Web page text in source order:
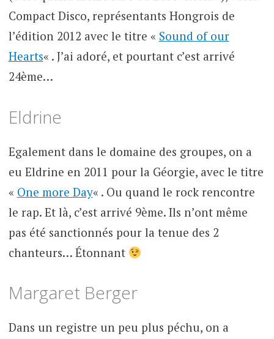
Compact Disco, représentants Hongrois de
l’édition 2012 avec le titre « Sound of our
Hearts« . J’ai adoré, et pourtant c’est arrivé
24ème…
Eldrine
Egalement dans le domaine des groupes, on a
eu Eldrine en 2011 pour la Géorgie, avec le titre
« One more Day« . Ou quand le rock rencontre
le rap. Et là, c’est arrivé 9ème. Ils n’ont même
pas été sanctionnés pour la tenue des 2
chanteurs… Étonnant
Margaret Berger
Dans un registre un peu plus péchu, on a